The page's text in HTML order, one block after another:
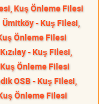
Kuş Önleme Filesi
Ümitköy - Kuş Filesi,
Önleme Filesi
Kızılay - Kuş Filesi,
Önleme Filesi
OSB - Kuş Filesi,
Önleme Filesi